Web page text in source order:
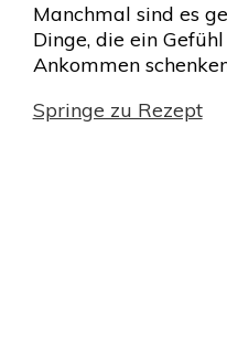
Manchmal sind es
Dinge, die ein
Ankommen
Springe zu Rezept